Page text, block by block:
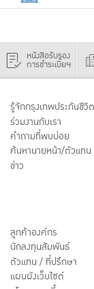
หนังสือรับรอง
การชำระเบี้ยฯ
รู้จักกรุงเทพประกันชีวิต
ร่วมงานกับเรา
คำถามที่พบบ่อย
ค้นหานายหน้า/ตัวแทน
ข่าว
ลูกค้าองค์กร
นักลงทุนสัมพันธ์
ตัวแทน / ที่ปรึกษา
แผนผังเว็บไซต์